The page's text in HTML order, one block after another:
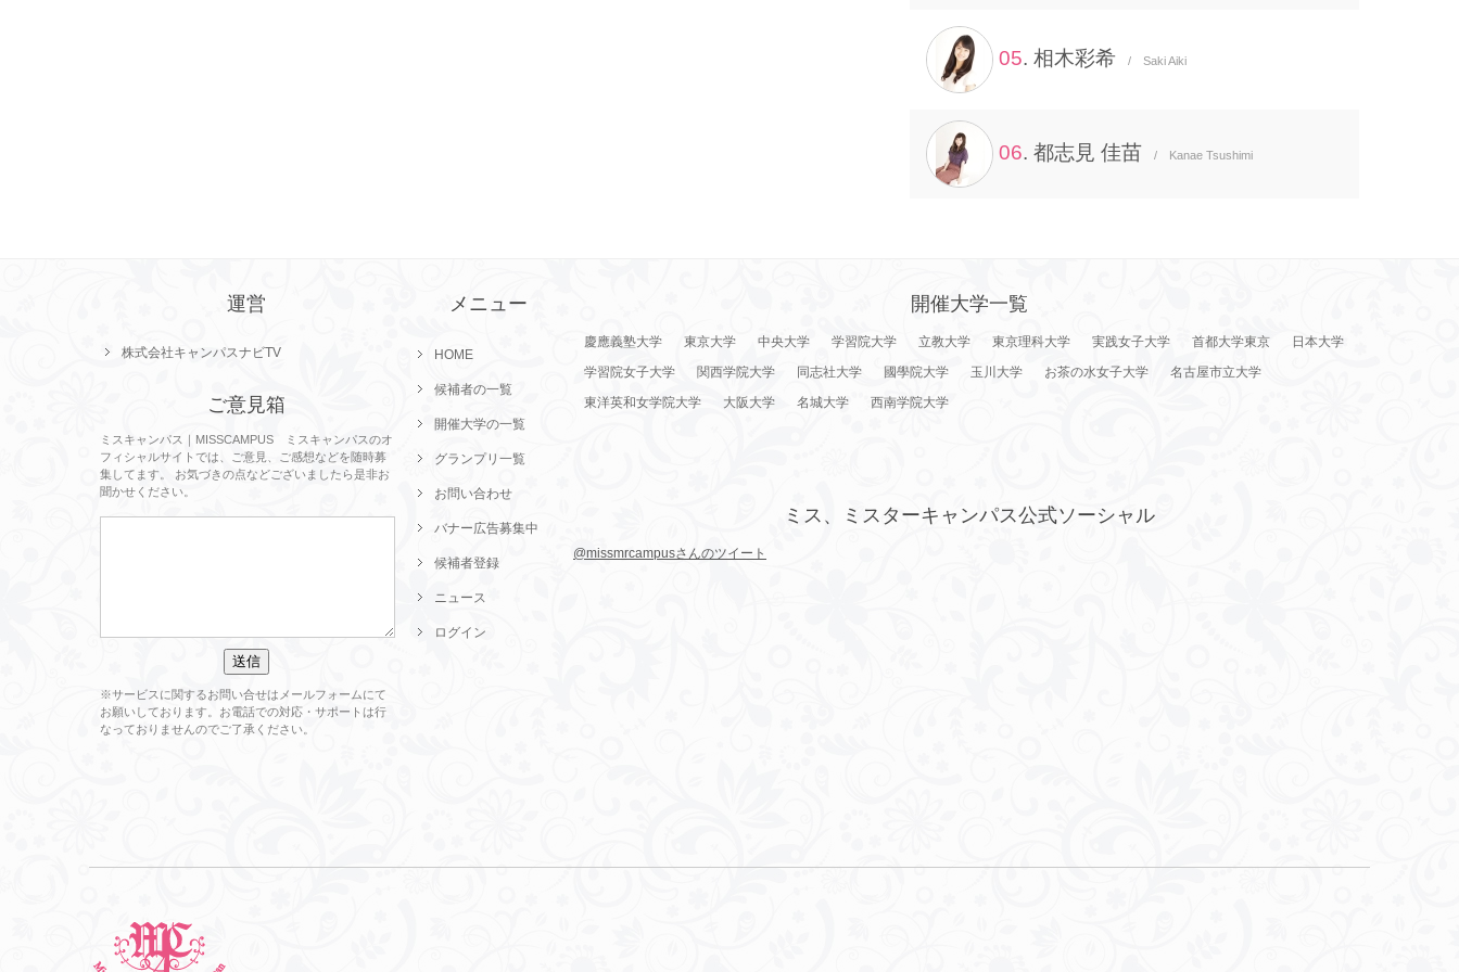
05. 相木彩希 / Saki Aiki
06. 都志見 佳苗 / Kanae Tsushimi
運営
株式会社キャンパスナビTV
ご意見箱
ミスキャンパス｜MISSCAMPUS ミスキャンパスのオ
フィシャルサイトでは、ご意見、ご感想などを随時募
集してます。 お気づきの点などございましたら是非お
聞かせください。
※サービスに関するお問い合せはメールフォームにて
お願いしております。お電話での対応・サポートは行
なっておりませんのでご了承ください。
メニュー
HOME
候補者の一覧
開催大学の一覧
グランプリ一覧
お問い合わせ
バナー広告募集中
候補者登録
ニュース
ログイン
開催大学一覧
慶應義塾大学 東京大学 中央大学 学習院大学 立教大学 東京理科大学 実践女子大学 首都大学東京
日本大学
学習院女子大学
関西学院大学 同志社大学 國學院大学 玉川大学 お茶の水女子大学
名古屋市立大学
東洋英和女学院大学
大阪大学 名城大学 西南学院大学
ミス、ミスターキャンパス公式ソーシャル
@missmrcampusさんのツイート